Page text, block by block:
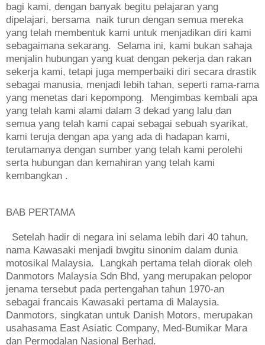
bagi kami, dengan banyak begitu pelajaran yang
dipelajari, bersama naik turun dengan semua mereka
yang telah membentuk kami untuk menjadikan diri kami
sebagaimana sekarang. Selama ini, kami bukan sahaja
menjalin hubungan yang kuat dengan pekerja dan rakan
sekerja kami, tetapi juga memperbaiki diri secara drastik
sebagai manusia, menjadi lebih tahan, seperti rama-rama
yang menetas dari kepompong. Mengimbas kembali apa
yang telah kami alami dalam 3 dekad yang lalu dan
semua yang telah kami capai sebagai sebuah syarikat,
kami teruja dengan apa yang ada di hadapan kami,
terutamanya dengan sumber yang telah kami perolehi
serta hubungan dan kemahiran yang telah kami
kembangkan .
BAB PERTAMA
Setelah hadir di negara ini selama lebih dari 40 tahun,
nama Kawasaki menjadi bwgitu sinonim dalam dunia
motosikal Malaysia. Langkah pertama telah diorak oleh
Danmotors Malaysia Sdn Bhd, yang merupakan pelopor
jenama tersebut pada pertengahan tahun 1970-an
sebagai francais Kawasaki pertama di Malaysia.
Danmotors, singkatan untuk Danish Motors, merupakan
usahasama East Asiatic Company, Med-Bumikar Mara
dan Permodalan Nasional Berhad.